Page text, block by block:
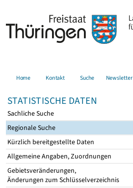
Home Kontakt Suche Newsletter
STATISTISCHE DATEN
Sachliche Suche
Regionale Suche
Kürzlich bereitgestellte Daten
Allgemeine Angaben, Zuordnungen
Gebietsveränderungen,
Änderungen zum Schlüsselverzeichnis